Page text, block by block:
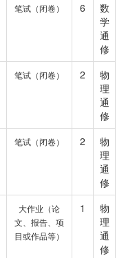
笔试（闭卷） 6
数
学
通
修
笔试（闭卷） 2
物
理
通
修
笔试（闭卷） 2
物
理
通
修
大作业（论
文、报告、项
目或作品等）
1
物
理
通
修